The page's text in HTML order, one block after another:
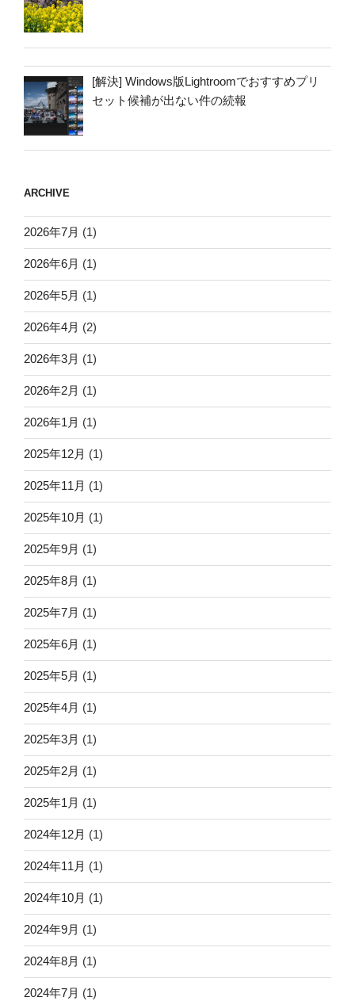
[解決] Windows版Lightroomでおすすめプリ
セット候補が出ない件の続報
ARCHIVE
2026年7月 (1)
2026年6月 (1)
2026年5月 (1)
2026年4月 (2)
2026年3月 (1)
2026年2月 (1)
2026年1月 (1)
2025年12月 (1)
2025年11月 (1)
2025年10月 (1)
2025年9月 (1)
2025年8月 (1)
2025年7月 (1)
2025年6月 (1)
2025年5月 (1)
2025年4月 (1)
2025年3月 (1)
2025年2月 (1)
2025年1月 (1)
2024年12月 (1)
2024年11月 (1)
2024年10月 (1)
2024年9月 (1)
2024年8月 (1)
2024年7月 (1)